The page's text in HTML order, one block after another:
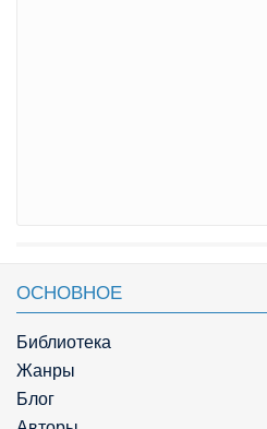
ОСНОВНОЕ
Библиотека
Жанры
Блог